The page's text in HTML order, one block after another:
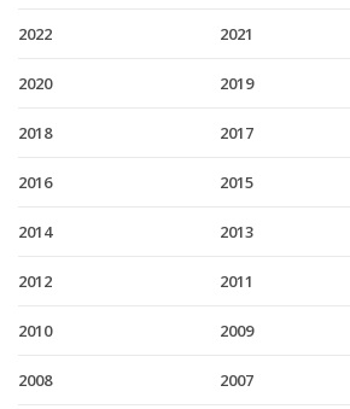
2022 2021
2020 2019
2018 2017
2016 2015
2014 2013
2012 2011
2010 2009
2008 2007